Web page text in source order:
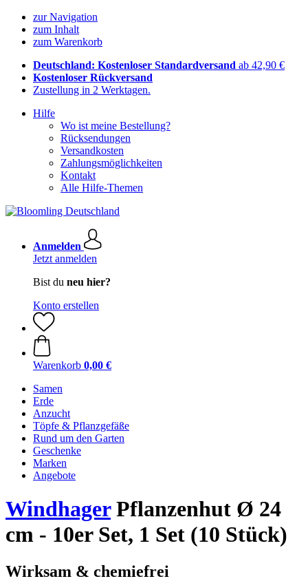
zur Navigation
zum Inhalt
zum Warenkorb
Deutschland: Kostenloser Standardversand ab 42,90 €
Kostenloser Rückversand
Zustellung in 2 Werktagen.
Hilfe
Wo ist meine Bestellung?
Rücksendungen
Versandkosten
Zahlungsmöglichkeiten
Kontakt
Alle Hilfe-Themen
Anmelden
Jetzt anmelden
Bist du neu hier?
Konto erstellen
Warenkorb 0,00 €
Samen
Erde
Anzucht
Töpfe & Pflanzgefäße
Rund um den Garten
Geschenke
Marken
Angebote
WindhagerPflanzenhut Ø 24
cm - 10er Set, 1 Set (10 Stück)
Wirksam & chemiefrei